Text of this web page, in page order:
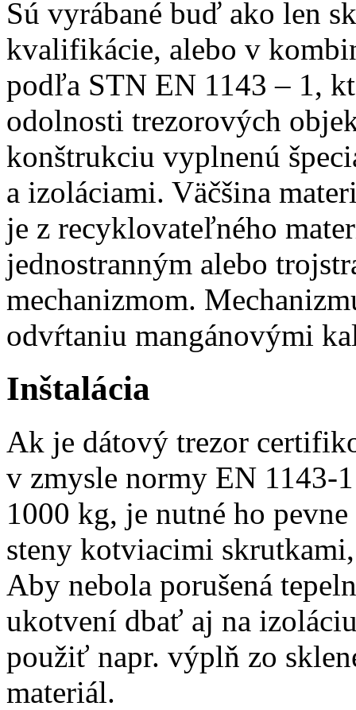
Sú vyrábané buď ako len
kvalifikácie, alebo v
podľa STN EN 1143 – 1,
odolnosti trezorových
konštrukciu vyplnenú
a izoláciami. Väčšina
je z recyklovateľného
jednostranným alebo
mechanizmom.
odvŕtaniu mangánovými
Inštalácia
Ak je dátový trezor
v zmysle normy EN 1143-
1000 kg, je nutné ho
steny kotviacimi
Aby nebola porušená
ukotvení dbať aj na
použiť napr. výplň zo
materiál.